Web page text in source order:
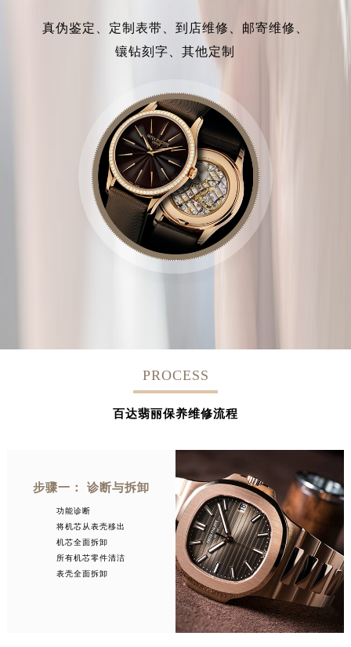
真伪鉴定、 定制表带、 到店维修、 邮寄维修、
镶钻刻字、其他定制
PROCESS
百达翡丽保养维修流程
步骤一： 诊断与拆卸
功能诊断
将机芯从表壳移出
机芯全面拆卸
所有机芯零件清洁
表壳全面拆卸